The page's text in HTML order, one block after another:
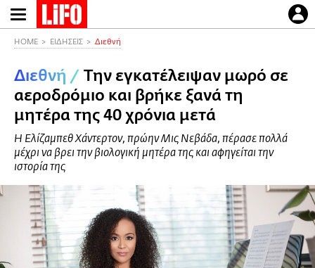
Παράκαμψη
προς
περιεχόμενο
HOME ΕΙΔΗΣΕΙΣ Διεθνή
Διεθνή / Την εγκατέλειψαν μωρό σε
αεροδρόμιο και βρήκε ξανά τη
μητέρα της 40 χρόνια μετά
Η Ελίζαμπεθ Χάντερτον, πρώην Μις Νεβάδα, πέρασε πολλά
μέχρι να βρει την βιολογική μητέρα της και αφηγείται την
ιστορία της